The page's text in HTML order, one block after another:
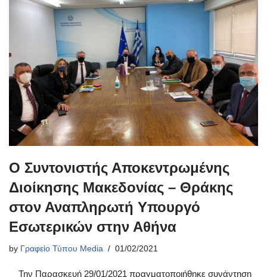
Ο Συντονιστής Αποκεντρωμένης
Διοίκησης Μακεδονίας – Θράκης
στον Αναπληρωτή Υπουργό
Εσωτερικών στην Αθήνα
by Γραφείο Τύπου Media 01/02/2021
Την Παρασκευή 29/01/2021 πραγματοποιήθηκε συνάντηση